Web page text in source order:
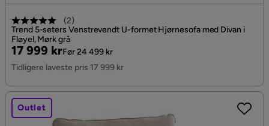
(2)
Trend 5-seters Venstrevendt U-formet Hjørnesofa med Divan i
Fløyel, Mørk grå
Pris
17 999 kr
Original
Pris
Før 24 499 kr
Tidligere laveste pris 17 999 kr
Outlet